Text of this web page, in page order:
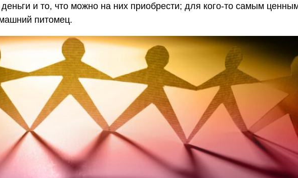
и то, что можно на них приобрести; для кого-то самым
питомец.